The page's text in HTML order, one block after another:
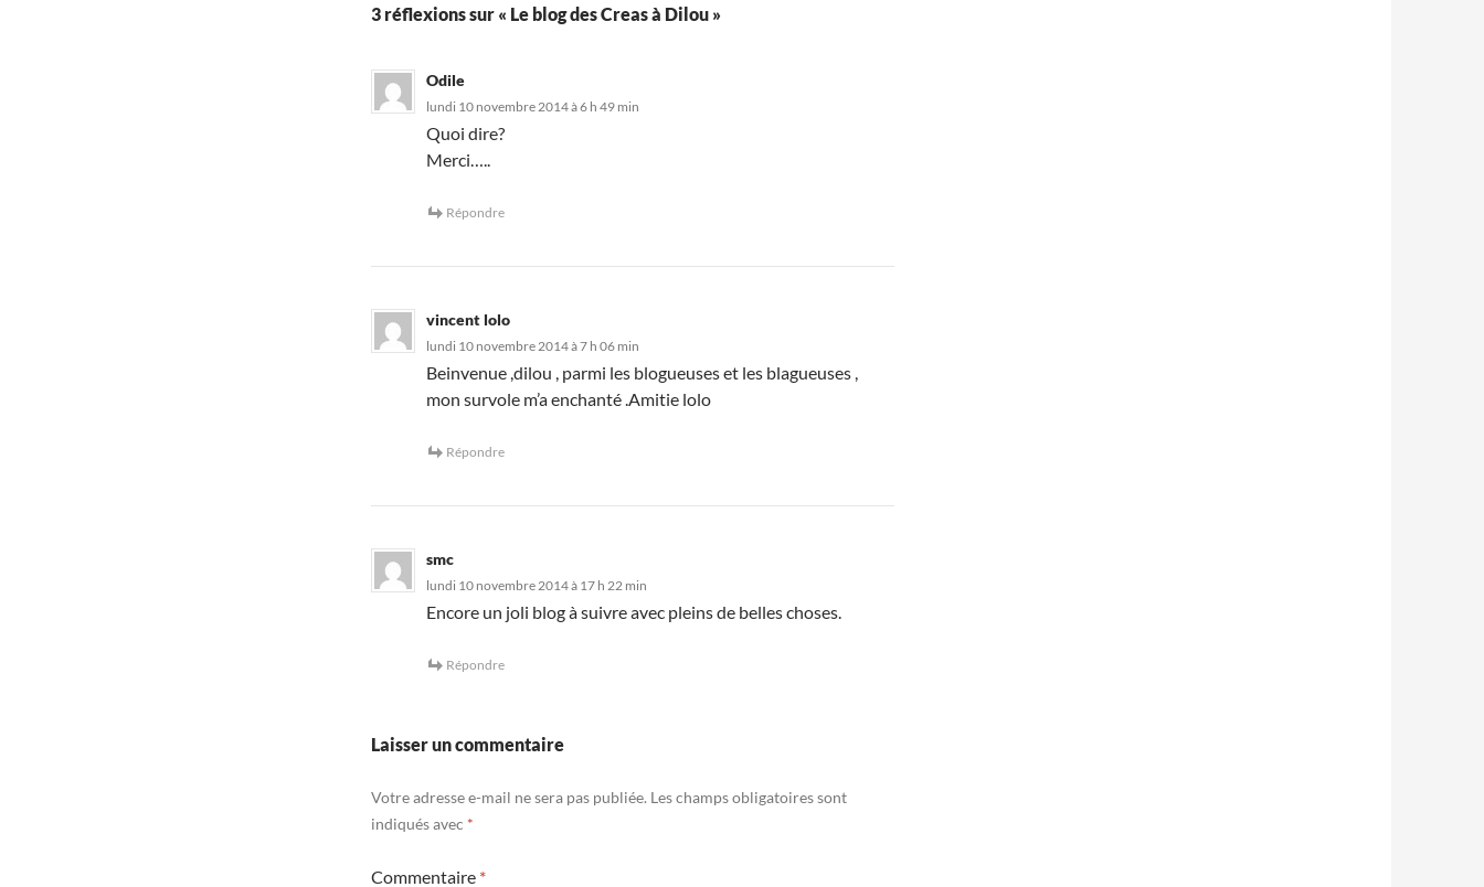
3 réflexions sur « Le blog des Creas à Dilou »
Odile
lundi 10 novembre 2014 à 6 h 49 min
Quoi dire?
Merci…..
Répondre
vincent lolo
lundi 10 novembre 2014 à 7 h 06 min
Beinvenue ,dilou , parmi les blogueuses et les blagueuses ,
mon survole m’a enchanté .Amitie lolo
Répondre
smc
lundi 10 novembre 2014 à 17 h 22 min
Encore un joli blog à suivre avec pleins de belles choses.
Répondre
Laisser un commentaire
Votre adresse e-mail ne sera pas publiée. Les champs obligatoires sont
indiqués avec *
Commentaire *